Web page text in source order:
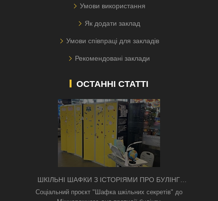
Умови використання
Як додати заклад
Умови співпраці для закладів
Рекомендовані заклади
ОСТАННІ СТАТТІ
ШКІЛЬНІ ШАФКИ З ІСТОРІЯМИ ПРО БУЛІНГ
З'ЯВИЛИСЯ В КИЄВІ
Соціальний проєкт "Шафка шкільних секретів" до